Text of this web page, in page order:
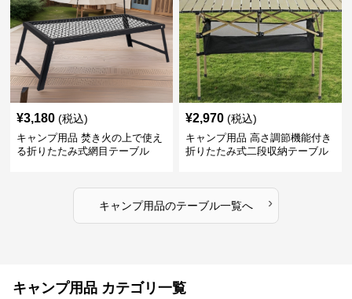
¥3,180 (税込)
キャンプ用品 焚き火の上で使え
る折りたたみ式網目テーブル
¥2,970 (税込)
キャンプ用品 高さ調節機能付き
折りたたみ式二段収納テーブル
キャンプ用品のテーブル一覧へ ›
キャンプ用品 カテゴリ一覧